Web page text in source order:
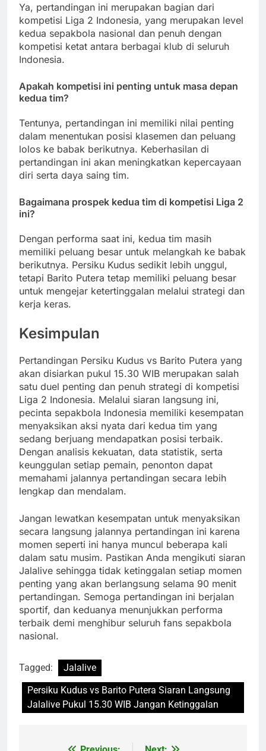
Ya, pertandingan ini merupakan bagian dari
kompetisi Liga 2 Indonesia, yang merupakan level
kedua sepakbola nasional dan penuh dengan
kompetisi ketat antara berbagai klub di seluruh
Indonesia.
Apakah kompetisi ini penting untuk masa depan
kedua tim?
Tentunya, pertandingan ini memiliki nilai penting
dalam menentukan posisi klasemen dan peluang
lolos ke babak berikutnya. Keberhasilan di
pertandingan ini akan meningkatkan kepercayaan
diri serta daya saing tim.
Bagaimana prospek kedua tim di kompetisi Liga 2
ini?
Dengan performa saat ini, kedua tim masih
memiliki peluang besar untuk melangkah ke babak
berikutnya. Persiku Kudus sedikit lebih unggul,
tetapi Barito Putera tetap memiliki peluang besar
untuk mengejar ketertinggalan melalui strategi dan
kerja keras.
Kesimpulan
Pertandingan Persiku Kudus vs Barito Putera yang
akan disiarkan pukul 15.30 WIB merupakan salah
satu duel penting dan penuh strategi di kompetisi
Liga 2 Indonesia. Melalui siaran langsung ini,
pecinta sepakbola Indonesia memiliki kesempatan
menyaksikan aksi nyata dari kedua tim yang
sedang berjuang mendapatkan posisi terbaik.
Dengan analisis kekuatan, data statistik, serta
keunggulan setiap pemain, penonton dapat
memahami jalannya pertandingan secara lebih
lengkap dan mendalam.
Jangan lewatkan kesempatan untuk menyaksikan
secara langsung jalannya pertandingan ini karena
momen seperti ini hanya muncul beberapa kali
dalam satu musim. Pastikan Anda mengikuti siaran
Jalalive sehingga tidak ketinggalan setiap momen
penting yang akan berlangsung selama 90 menit
pertandingan. Semoga pertandingan ini berjalan
sportif, dan keduanya menunjukkan performa
terbaik demi menghibur seluruh fans sepakbola
nasional.
Tagged:
Jalalive
Persiku Kudus vs Barito Putera Siaran Langsung
Jalalive Pukul 15.30 WIB Jangan Ketinggalan